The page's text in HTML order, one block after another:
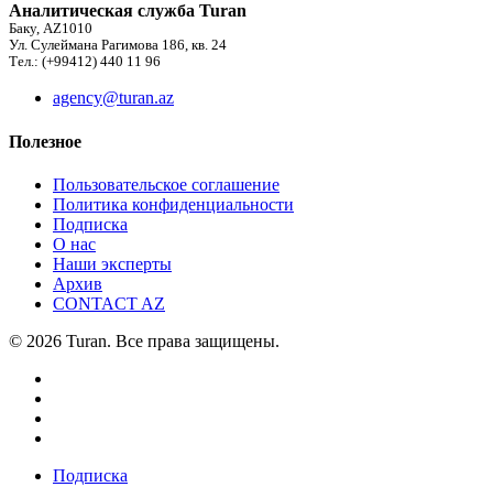
Аналитическая служба Turan
Баку, AZ1010
Ул. Сулеймана Рагимова 186, кв. 24
Тел.: (+99412) 440 11 96
agency@turan.az
Полезное
Пользовательское соглашение
Политика конфиденциальности
Подписка
О нас
Наши эксперты
Архив
CONTACT AZ
© 2026 Turan. Все права защищены.
Подписка